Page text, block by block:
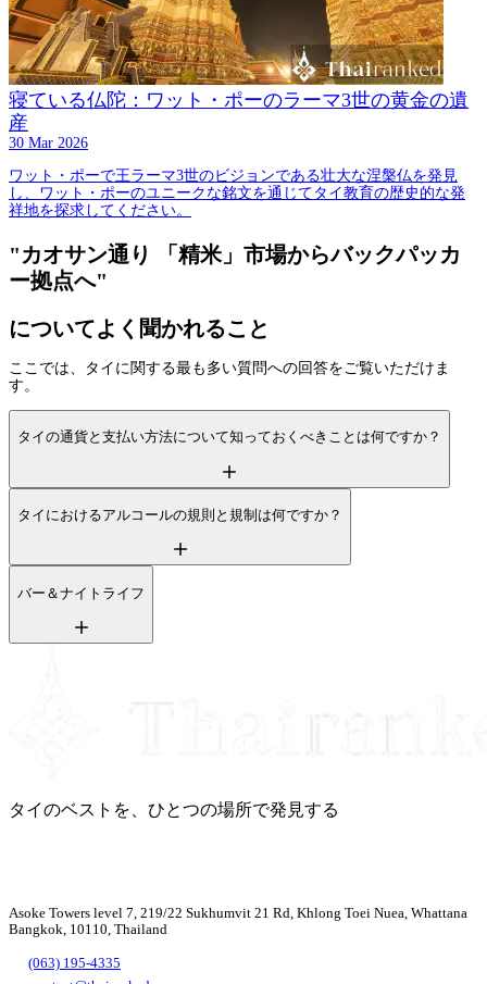
寝ている仏陀：ワット・ポーのラーマ3世の黄金の遺
産
30 Mar 2026
ワット・ポーで王ラーマ3世のビジョンである壮大な涅槃仏を発見
し、ワット・ポーのユニークな銘文を通じてタイ教育の歴史的な発
祥地を探求してください。
"カオサン通り 「精米」市場からバックパッカ
ー拠点へ"
についてよく聞かれること
ここでは、タイに関する最も多い質問への回答をご覧いただけま
す。
タイの通貨と支払い方法について知っておくべきことは何ですか？
タイにおけるアルコールの規則と規制は何ですか？
バー＆ナイトライフ
タイのベストを、ひとつの場所で発見する
Asoke Towers level 7, 219/22 Sukhumvit 21 Rd, Khlong Toei Nuea, Whattana
Bangkok, 10110, Thailand
(063) 195-4335